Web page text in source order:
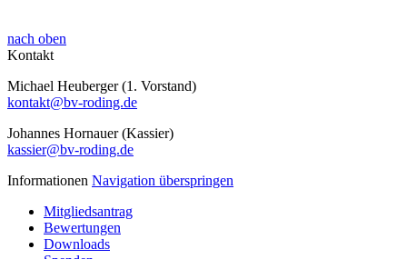
nach oben
Kontakt
Michael Heuberger (1. Vorstand)
kontakt@bv-roding.de
Johannes Hornauer (Kassier)
kassier@bv-roding.de
Informationen Navigation überspringen
Mitgliedsantrag
Bewertungen
Downloads